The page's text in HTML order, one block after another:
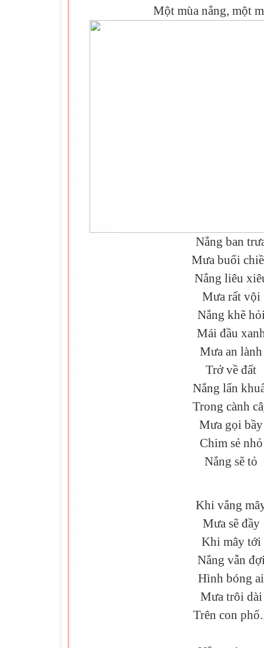
Một mùa nắng, một
Nắng ban
Mưa buổi
Nắng liêu
Mưa rất vội
Nắng khẽ
Mái đầu
Mưa an lành
Trở về đất
Nắng lẩn
Trong cành
Mưa gọi bầy
Chim sẻ nhỏ
Nắng sẽ tỏ
Khi vắng
Mưa sẽ đầy
Khi mây tới
Nắng vẫn
Hình bóng ai
Mưa trôi dài
Trên con